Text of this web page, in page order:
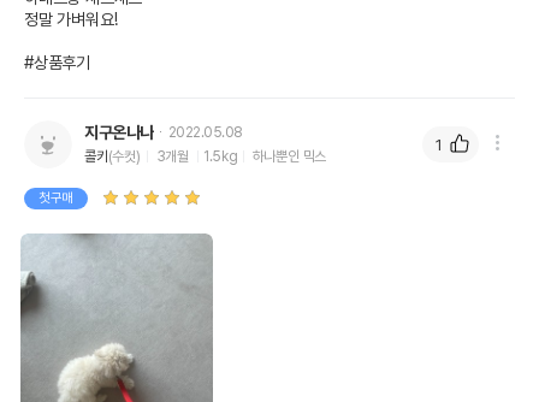
정말 가벼워요!
#상품후기
지구온나나
2022.05.08
콜키 (수컷) 3개월 1.5kg 하나뿐인 믹스
첫구매
1